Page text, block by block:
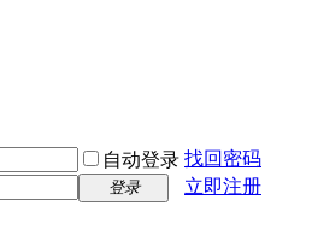
自动登录 找回密码
登录 立即注册